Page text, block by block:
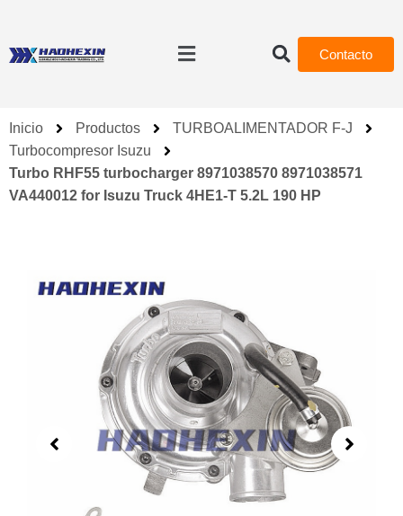
Contacto
Inicio Productos
TURBOALIMENTADOR F-J
Turbocompresor Isuzu
Turbo RHF55 turbocharger 8971038570 8971038571
VA440012 for Isuzu Truck 4HE1-T 5.2L 190 HP